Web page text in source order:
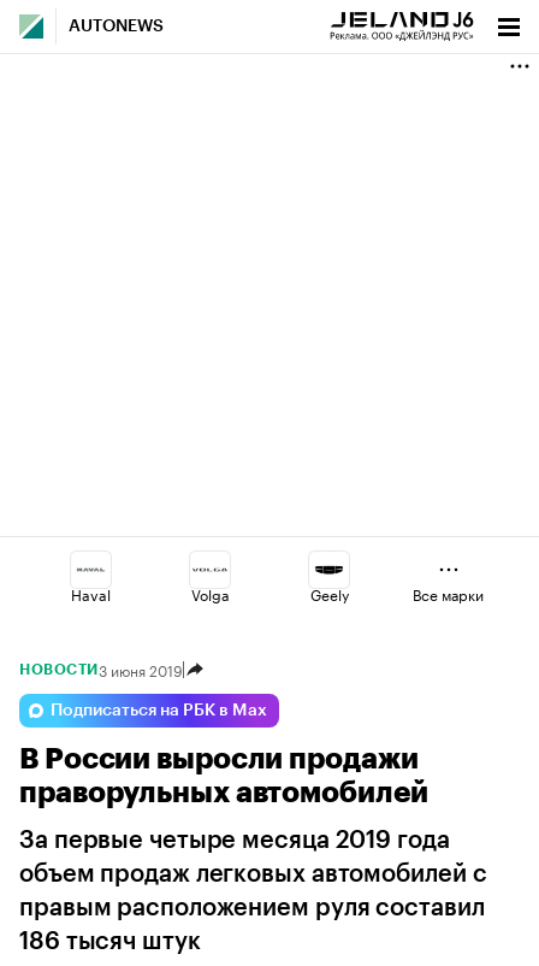
AUTONEWS
Haval Volga Geely
Changan Voyah
Jaecoo Lada Esteo
Все марки
НОВОСТИ 3 июня 2019
Подписаться на РБК в Max
В России выросли продажи
праворульных автомобилей
За первые четыре месяца 2019 года
объем продаж легковых автомобилей с
правым расположением руля составил
186 тысяч штук